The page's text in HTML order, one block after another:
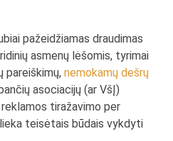
pažeidžiamas draudimas
asmenų lėšomis, tyrimai
pareiškimų,nemokamų dešrų
asociacijų (ar VšĮ)
tiražavimo per
teisėtais būdais vykdyti